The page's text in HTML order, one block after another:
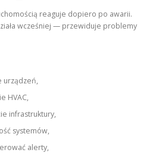
reaguje dopiero po awarii.
wcześniej — przewiduje problemy
urządzeń,
HVAC,
infrastruktury,
systemów,
alerty,